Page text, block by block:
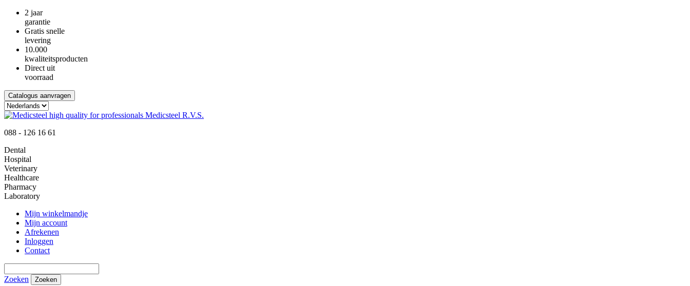
2 jaar
garantie
Gratis snelle
levering
10.000
kwaliteitsproducten
Direct uit
voorraad
Catalogus aanvragen
088 - 126 16 61
Dental
Hospital
Veterinary
Healthcare
Pharmacy
Laboratory
Mijn winkelmandje
Mijn account
Afrekenen
Inloggen
Contact
Zoeken Zoeken